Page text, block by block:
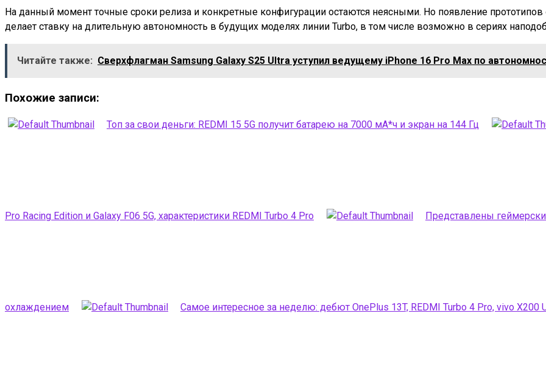
На данный момент точные сроки релиза и конкретные конфигурации остаются неясными. Но появление прототипов
делает ставку на длительную автономность в будущих моделях линии Turbo, в том числе возможно в сериях
Читайте также: Сверхфлагман Samsung Galaxy S25 Ultra уступил ведущему iPhone 16 Pro Max по
Похожие записи:
Топ за свои деньги: REDMI 15 5G получит батарею на 7000 мА*ч и экран на 144 Гц
Pro Racing Edition и Galaxy F06 5G, характеристики REDMI Turbo 4 Pro Представлены
охлаждением Самое интересное за неделю: дебют OnePlus 13T, REDMI Turbo 4 Pro, vivo X200